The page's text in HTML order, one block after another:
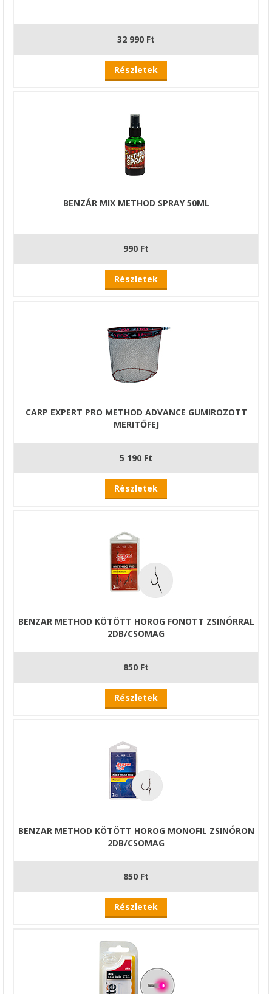
32 990 Ft
Részletek
BENZÁR MIX METHOD SPRAY 50ML
990 Ft
Részletek
CARP EXPERT PRO METHOD ADVANCE GUMIROZOTT
MERITŐFEJ
5 190 Ft
Részletek
BENZAR METHOD KÖTÖTT HOROG FONOTT ZSINÓRRAL
2DB/CSOMAG
850 Ft
Részletek
BENZAR METHOD KÖTÖTT HOROG MONOFIL ZSINÓRON
2DB/CSOMAG
850 Ft
Részletek